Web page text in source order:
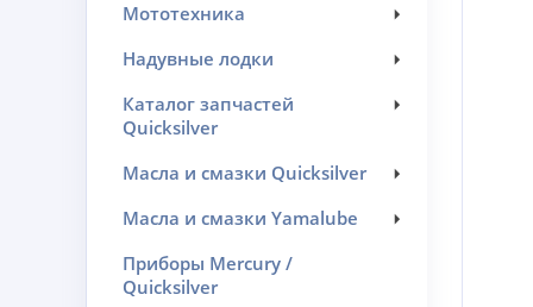
Мототехника
Надувные лодки
Каталог запчастей
Quicksilver
Масла и смазки Quicksilver
Масла и смазки Yamalube
Приборы Mercury /
Quicksilver